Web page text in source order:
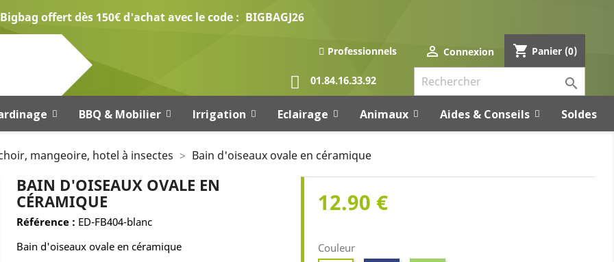
Bigbag offert dès 150€ d'achat avec le code : BIGBAGJ26
Professionnels  Connexion shopping_cart Panier (0)
01.84.16.33.92 
BBQ & Mobilier Irrigation Eclairage Animaux Aides & Conseils Soldes
mangeoire, hotel à insectes Bain d'oiseaux ovale en céramique
BAIN D'OISEAUX OVALE EN
CÉRAMIQUE
Référence : ED-FB404-blanc
Bain d'oiseaux ovale en céramique
12.90 €
Couleur